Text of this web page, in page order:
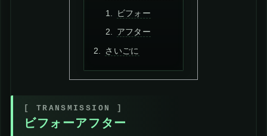
ビフォー
アフター
さいごに
ビフォーアフター